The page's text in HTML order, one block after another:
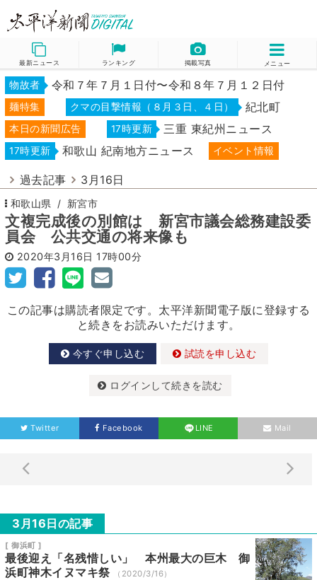
最新ニュース ランキング 掲載写真 メニュー
物故者 令和７年７月１日付〜令和８年７月１２日付
麺特集 クマの目撃情報（８月３日、４日） 紀北町
本日の新聞広告 17時更新 三重 東紀州ニュース
17時更新 和歌山 紀南地方ニュース イベント情報
過去記事 3月16日
和歌山県 新宮市
文複完成後の別館は 新宮市議会総務建設委
員会 公共交通の将来像も
2020年3月16日 17時00分
この記事は購読者限定です。太平洋新聞電子版に登録する
と続きをお読みいただけます。
今すぐ申し込む 試読を申し込む
ログインして続きを読む
Twitter Facebook LINE Mail
3月16日の記事
[ 御浜町 ]
最後迎え「名残惜しい」 本州最大の巨木 御
浜町神木イヌマキ祭
（2020/3/16）